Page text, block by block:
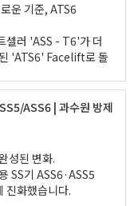
운 기준, ATS6
셀러 'ASS - T6'가 더
'ATS6' Facelift로 돌
의성을 영상으로 만
ASS6 | 과수원 방제
성된 변화.
SS기 ASS6·ASS5
화했습니다.